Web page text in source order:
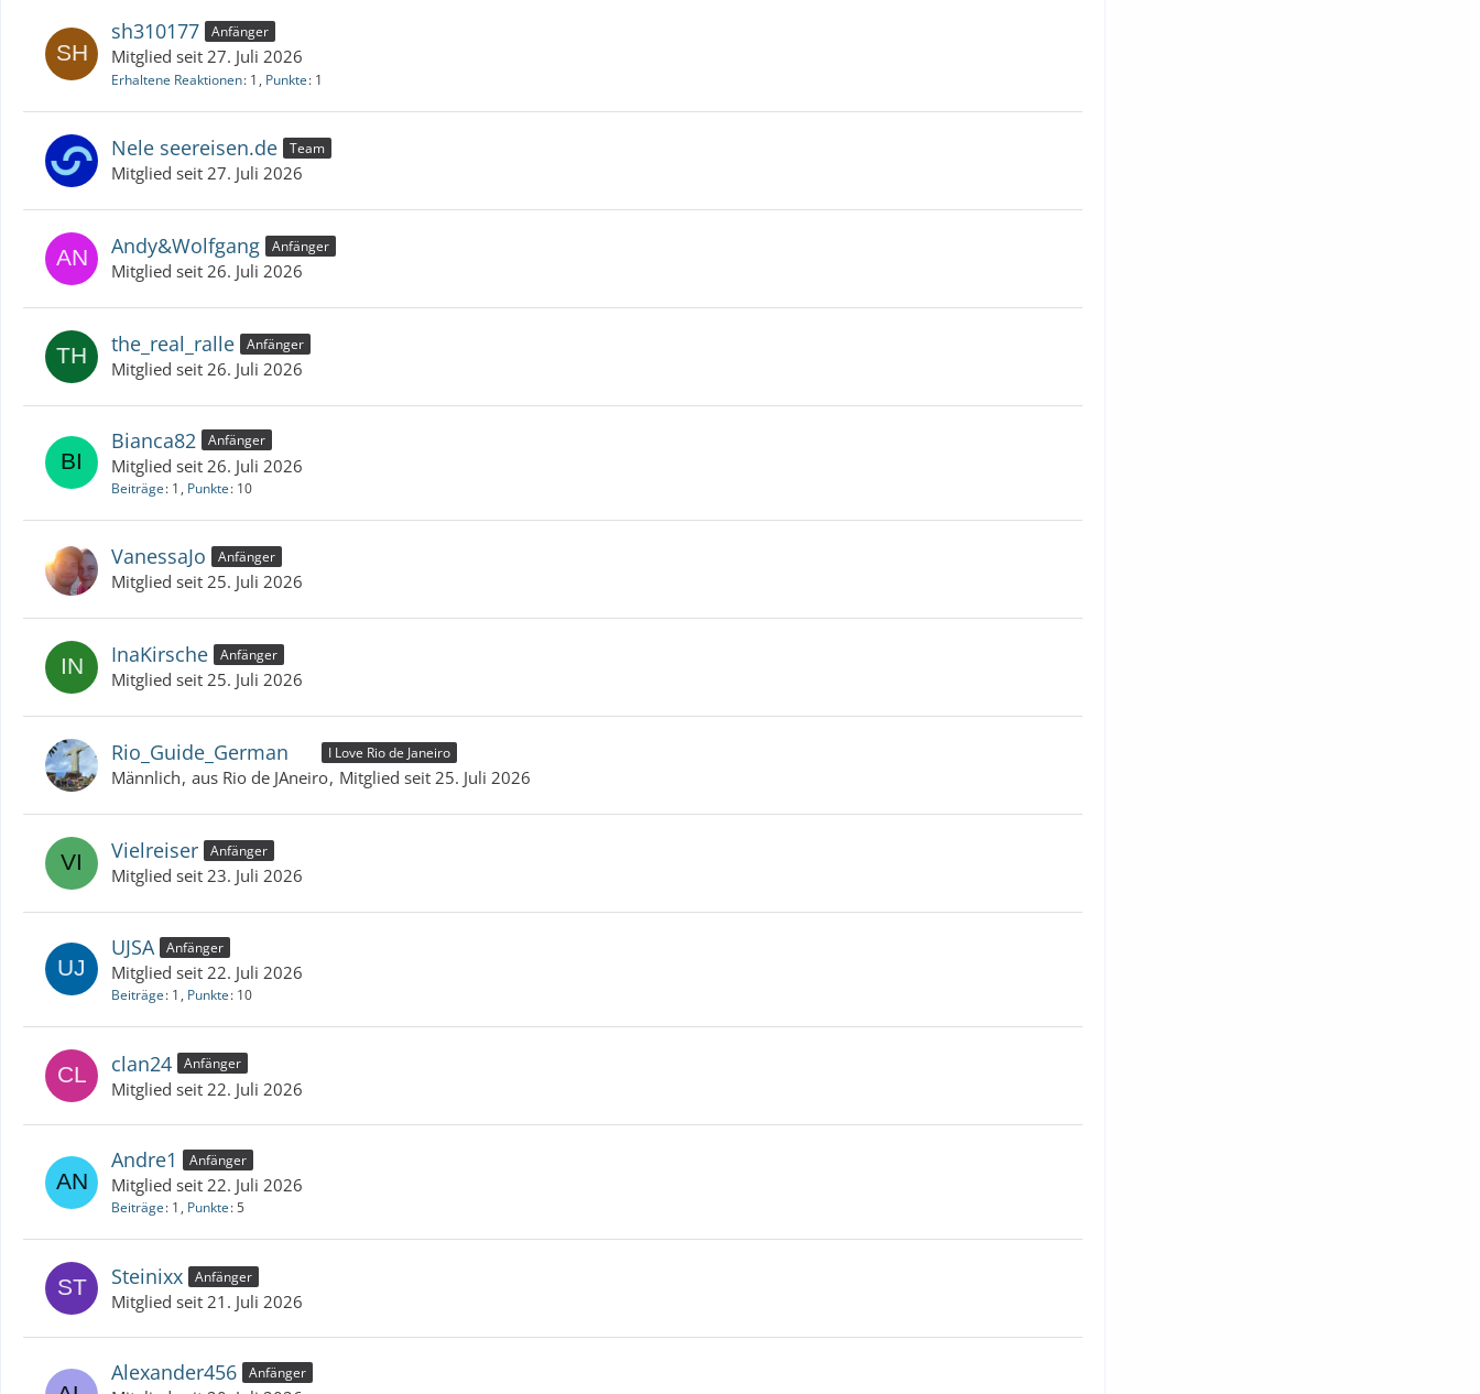
sh310177 Anfänger
Mitglied seit 27. Juli 2026
Erhaltene Reaktionen 1 Punkte 1
Nele seereisen.de Team
Mitglied seit 27. Juli 2026
Andy&Wolfgang Anfänger
Mitglied seit 26. Juli 2026
the_real_ralle Anfänger
Mitglied seit 26. Juli 2026
Bianca82 Anfänger
Mitglied seit 26. Juli 2026
Beiträge 1 Punkte 10
VanessaJo Anfänger
Mitglied seit 25. Juli 2026
InaKirsche Anfänger
Mitglied seit 25. Juli 2026
Rio_Guide_German I Love Rio de Janeiro
Männlich aus Rio de JAneiro Mitglied seit 25. Juli 2026
Vielreiser Anfänger
Mitglied seit 23. Juli 2026
UJSA Anfänger
Mitglied seit 22. Juli 2026
Beiträge 1 Punkte 10
clan24 Anfänger
Mitglied seit 22. Juli 2026
Andre1 Anfänger
Mitglied seit 22. Juli 2026
Beiträge 1 Punkte 5
Steinixx Anfänger
Mitglied seit 21. Juli 2026
Alexander456 Anfänger